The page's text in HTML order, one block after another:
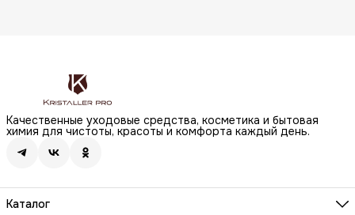
Качественные уходовые средства, косметика и бытовая
химия для чистоты, красоты и комфорта каждый день.
Каталог